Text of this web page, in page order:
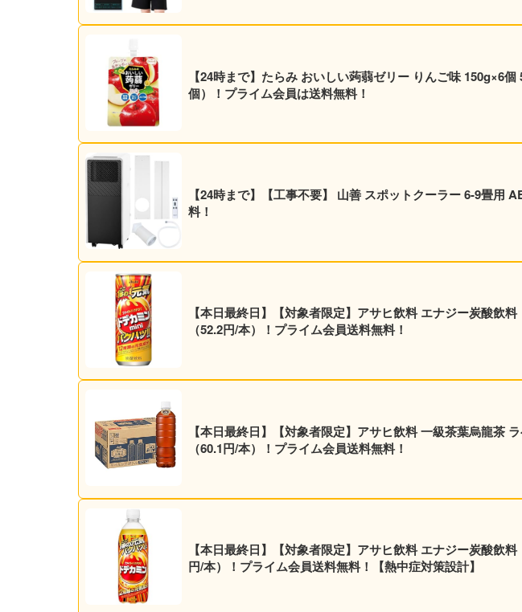
【24時まで】たらみ おいしい蒟蒻ゼリー りんご味 150g×6
個）！プライム会員は送料無料！
【24時まで】【工事不要】 山善 スポットクーラー 6-9畳用
料！
【本日最終日】【対象者限定】アサヒ飲料 エナジー炭酸飲
（52.2円/本）！プライム会員送料無料！
【本日最終日】【対象者限定】アサヒ飲料 一級茶葉烏龍茶
（60.1円/本）！プライム会員送料無料！
【本日最終日】【対象者限定】アサヒ飲料 エナジー炭酸飲料 ドデカミン 500ml×24本 1,605円（66.9
円/本）！プライム会員送料無料！【熱中症対策設計】